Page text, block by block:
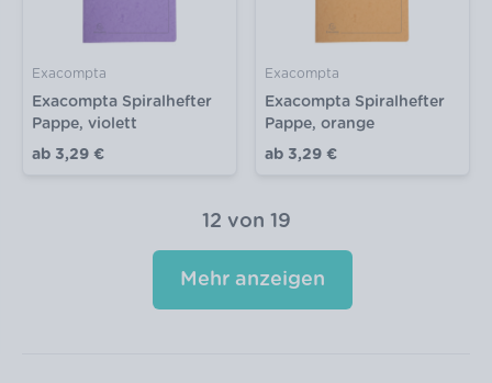
Exacompta
Exacompta Spiralhefter
Pappe, violett
ab 3,29 €
Exacompta
Exacompta Spiralhefter
Pappe, orange
ab 3,29 €
12 von 19
Mehr anzeigen